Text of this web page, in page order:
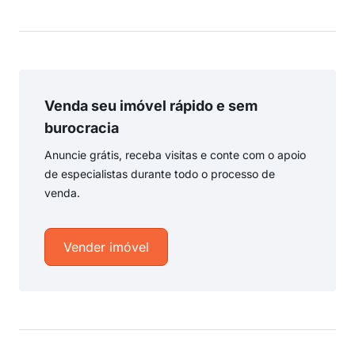
Venda seu imóvel rápido e sem
burocracia
Anuncie grátis, receba visitas e conte com o apoio
de especialistas durante todo o processo de
venda.
Vender imóvel